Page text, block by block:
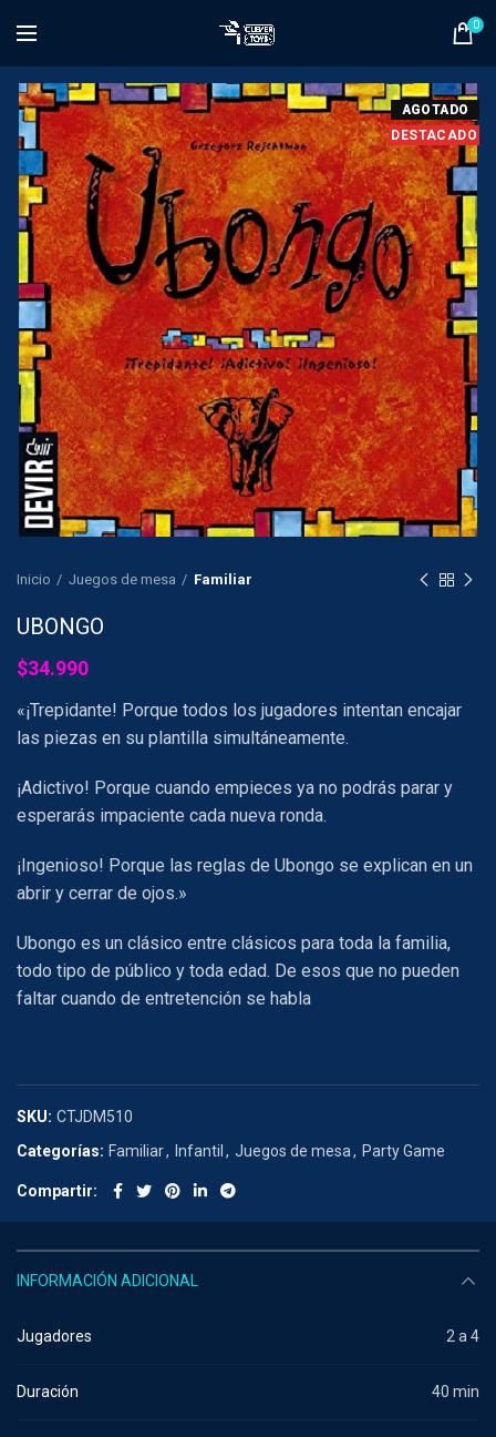
0
AGOTADO
DESTACADO
Inicio Juegos de mesa Familiar
UBONGO
$34.990
«¡Trepidante! Porque todos los jugadores intentan encajar
las piezas en su plantilla simultáneamente.
¡Adictivo! Porque cuando empieces ya no podrás parar y
esperarás impaciente cada nueva ronda.
¡Ingenioso! Porque las reglas de Ubongo se explican en un
abrir y cerrar de ojos.»
Ubongo es un clásico entre clásicos para toda la familia,
todo tipo de público y toda edad. De esos que no pueden
faltar cuando de entretención se habla
SKU: CTJDM510
Categorías: Familiar, Infantil , Juegos de mesa, Party Game
Compartir
INFORMACIÓN ADICIONAL
Jugadores 2 a 4
Duración 40 min